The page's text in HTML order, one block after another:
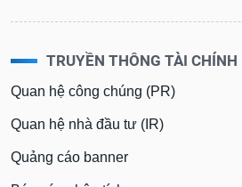
TRUYỀN THÔNG TÀI CHÍNH
Quan hệ công chúng (PR)
Quan hệ nhà đầu tư (IR)
Quảng cáo banner